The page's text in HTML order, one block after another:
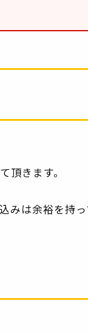
きます。
は余裕を持っ